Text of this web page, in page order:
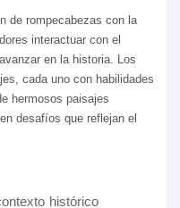
de rompecabezas con la
interactuar con el
en la historia. Los
cada uno con habilidades
hermosos paisajes
desafíos que reflejan el
histórico